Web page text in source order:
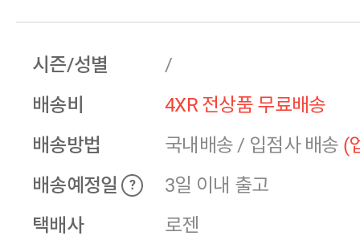
시즌/성별
/
배송비
4XR 전상품 무료배송
배송방법
국내배송 / 입점사 배송 (
배송예정일
?
3일 이내 출고
택배사
로젠